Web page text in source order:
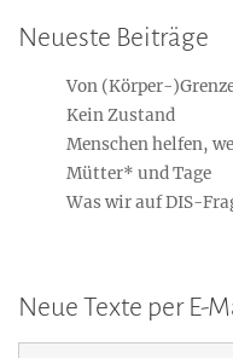
Neueste Beiträge
Von (Körper-
Kein Zustand
Menschen helfen,
Mütter* und Tage
Was wir auf DIS-
Neue Texte per E-
E-Mail-Adresse...